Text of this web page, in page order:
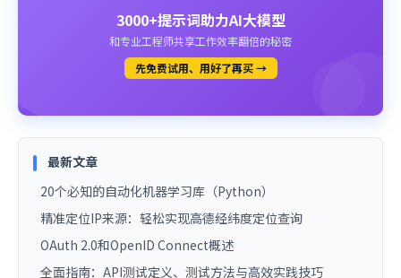
3000+提示词助力AI大模型
和专业工程师共享工作效率翻倍的秘密
先免费试用、用好了再买 →
最新文章
20个必知的自动化机器学习库（Python）
精准定位IP来源：轻松实现高德经纬度定位查询
OAuth 2.0和OpenID Connect概述
全面指南：API测试定义、测试方法与高效实践技巧